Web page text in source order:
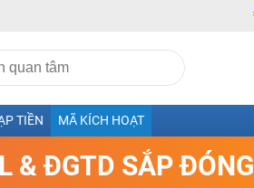
TIỀN MÃ KÍCH HOẠT
& ĐGTD SẮP ĐÓNG